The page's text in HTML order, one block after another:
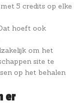
5 credits op elke
hoeft ook
om het
site te
op het behalen
er